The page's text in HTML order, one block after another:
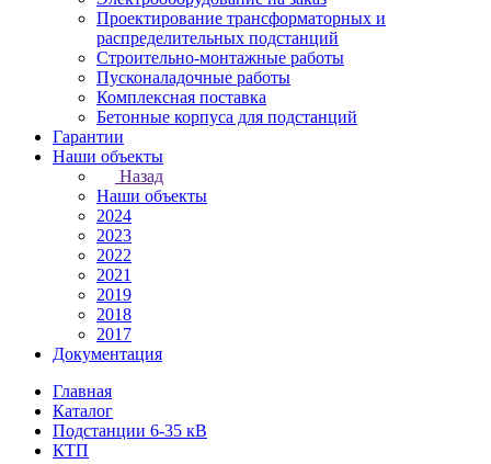
Проектирование трансформаторных и
распределительных подстанций
Строительно-монтажные работы
Пусконаладочные работы
Комплексная поставка
Бетонные корпуса для подстанций
Гарантии
Наши объекты
Назад
Наши объекты
2024
2023
2022
2021
2019
2018
2017
Документация
Главная
Каталог
Подстанции 6-35 кВ
КТП